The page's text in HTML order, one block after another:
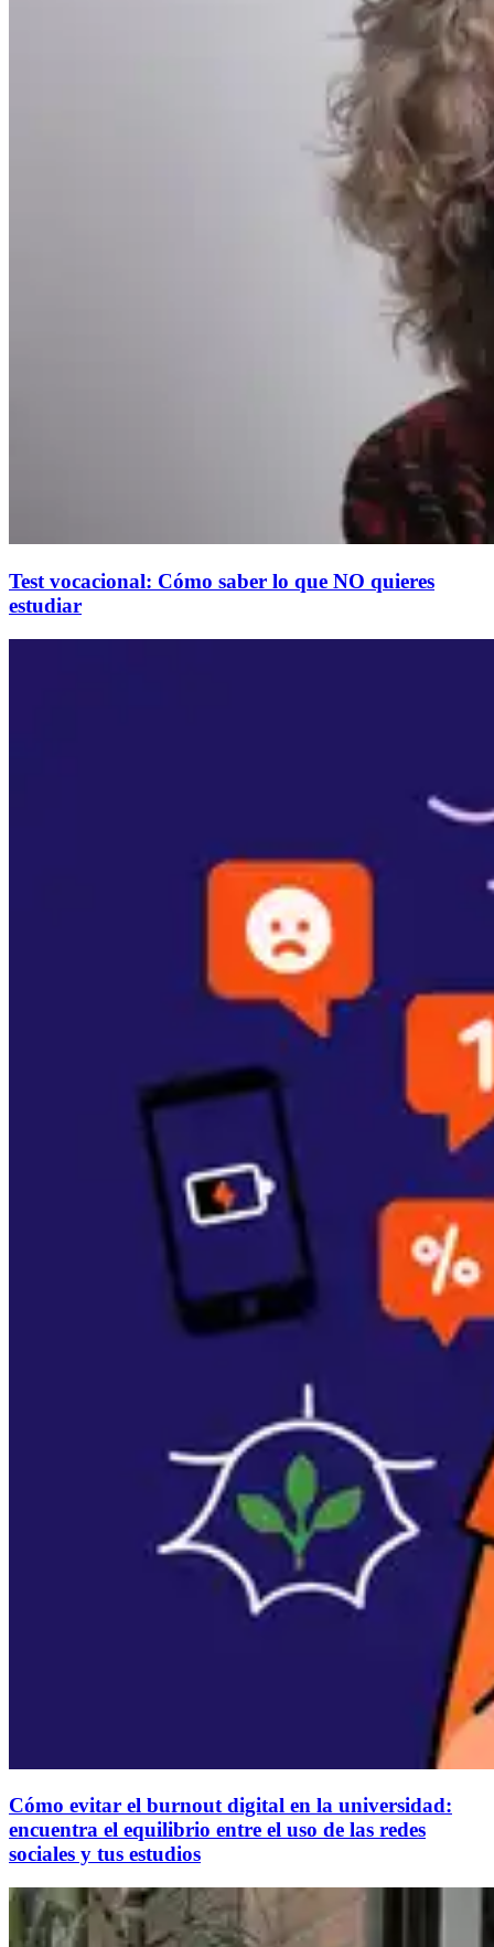
Test vocacional: Cómo saber lo que NO quieres
estudiar
Cómo evitar el burnout digital en la universidad:
encuentra el equilibrio entre el uso de las redes
sociales y tus estudios